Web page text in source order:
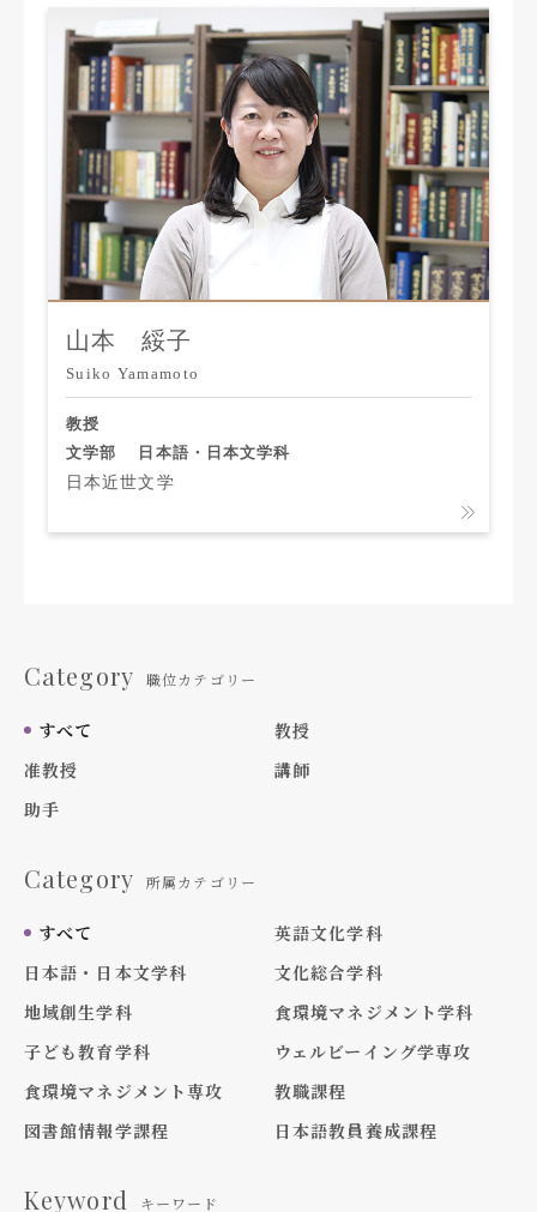
山本 綏子
Suiko Yamamoto
教授
文学部
日本語・日本文学科
日本近世文学
Category 職位カテゴリー
すべて
教授
准教授
講師
助手
Category 所属カテゴリー
すべて
英語文化学科
日本語・日本文学科
文化総合学科
地域創生学科
食環境マネジメント学科
子ども教育学科
ウェルビーイング学専攻
食環境マネジメント専攻
教職課程
図書館情報学課程
日本語教員養成課程
Keyword キーワード